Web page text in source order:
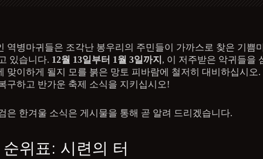
역병마귀들은 조각난 봉우리의 주민들이 가까스로 찾은 기쁨
있습니다. 12월 13일부터 1월 3일까지 , 이 저주받은 악귀들을
맞이하게 될지 모를 붉은 망토 피바람에 철저히 대비하십시오.
구하고 반가운 축제 소식을 지키십시오!
은 한겨울 소식은 게시물을 통해 곧 알려 드리겠습니다.
위표: 시련의 터